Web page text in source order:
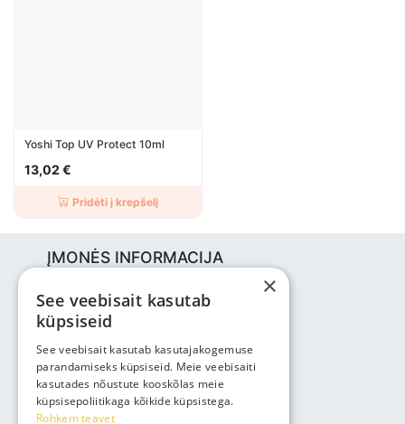
Yoshi Top UV Protect 10ml
13,02 €
Pridėti į krepšelį
ĮMONĖS INFORMACIJA
Vabaõhukooli tee 4, Tallinn, 12013
Reg nr: 14690362
PVM: EE102147285
Telefonas: +3725143691
info@bjuti.ee
×
See veebisait kasutab
küpsiseid
See veebisait kasutab kasutajakogemuse
parandamiseks küpsiseid. Meie veebisaiti
kasutades nõustute kooskõlas meie
küpsisepoliitikaga kõikide küpsistega.
Rohkem teavet